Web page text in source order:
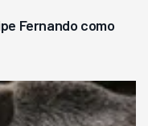
Fernando como